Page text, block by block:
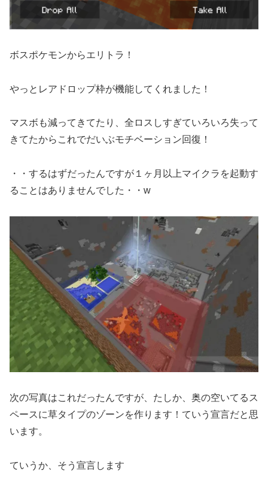
ボスポケモンからエリトラ！
やっとレアドロップ枠が機能してくれました！
マスボも減ってきてたり、全ロスしすぎていろいろ失って
きてたからこれでだいぶモチベーション回復！
・・するはずだったんですが１ヶ月以上マイクラを起動す
ることはありませんでした・・w
次の写真はこれだったんですが、たしか、奥の空いてるス
ペースに草タイプのゾーンを作ります！ていう宣言だと思
います。
ていうか、そう宣言します